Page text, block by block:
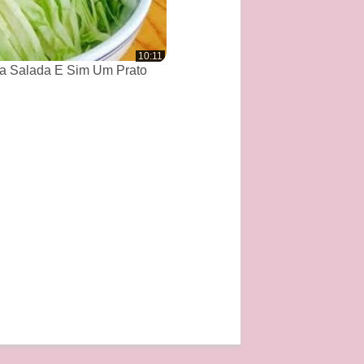
10:11
Salada E Sim Um Prato